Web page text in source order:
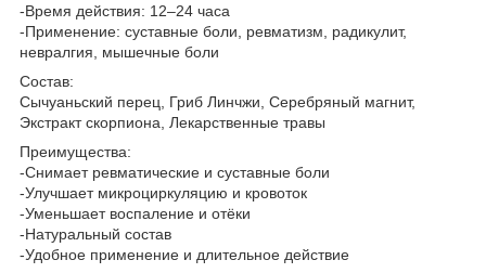
-Время действия: 12–24 часа
-Применение: суставные боли, ревматизм, радикулит,
невралгия, мышечные боли
Состав:
Сычуаньский перец, Гриб Линчжи, Серебряный магнит,
Экстракт скорпиона, Лекарственные травы
Преимущества:
-Снимает ревматические и суставные боли
-Улучшает микроциркуляцию и кровоток
-Уменьшает воспаление и отёки
-Натуральный состав
-Удобное применение и длительное действие